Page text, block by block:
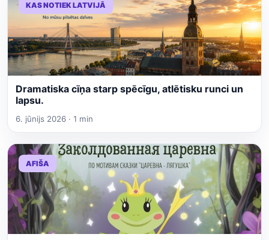
KAS NOTIEK LATVIJĀ
Dramatiska cīņa starp spēcīgu, atlētisku runci un
lapsu.
6. jūnijs 2026 · 1 min
AFIŠA